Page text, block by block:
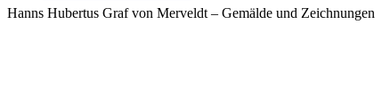
Hanns Hubertus Graf von Merveldt – Gemälde und Zeichnungen